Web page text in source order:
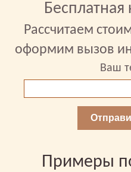
Бесплатная
Рассчитаем
оформим вызов
Ваш
Примеры